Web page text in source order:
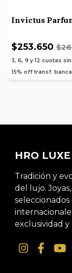
Invictus
$253.650
3, 6, 9 y 12 cuotas
15% off transf.
HRO LUXE
Tradición y
del lujo.
seleccionados
exclusividad